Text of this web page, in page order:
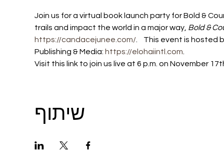
Join us for a virtual book launch party for Bold &
trails and impact the world in a major way, Bold &
https://candacejunee.com/.    This event is
Publishing & Media: https://elohaiintl.com
Visit this link to join us live at 6 p.m. on November
שיתוף